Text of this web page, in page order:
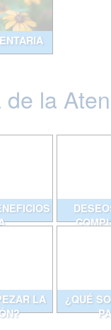
la
LA
¿QUÉ